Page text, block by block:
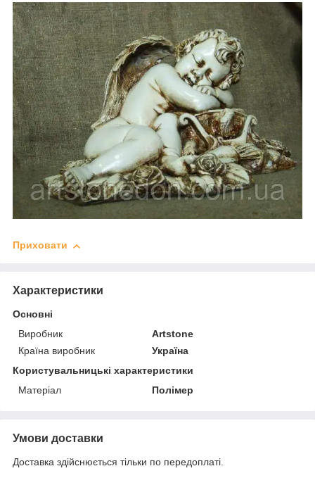
Приховати
Характеристики
Основні
Виробник
Artstone
Країна виробник
Україна
Користувальницькі характеристики
Матеріал
Полімер
Умови доставки
Доставка здійснюється тільки по передоплаті.